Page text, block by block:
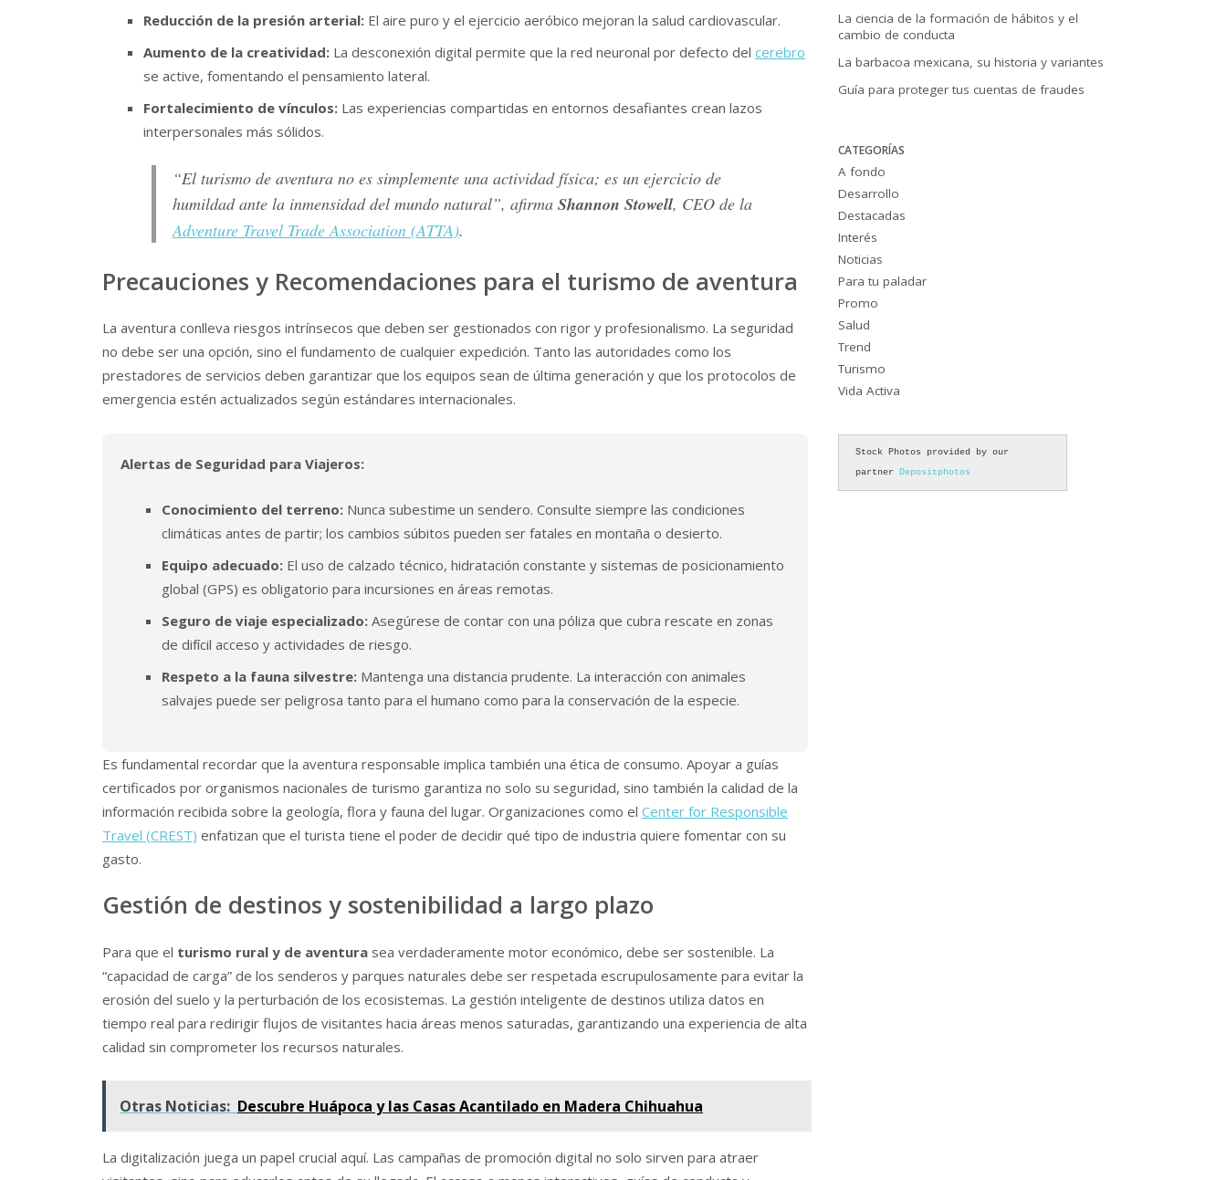
Reducción de la presión arterial: El aire puro y el ejercicio aeróbico mejoran la salud cardiovascular.
Aumento de la creatividad: La desconexión digital permite que la red neuronal por defecto del cerebro
se active, fomentando el pensamiento lateral.
Fortalecimiento de vínculos: Las experiencias compartidas en entornos desafiantes crean lazos
interpersonales más sólidos.
“El turismo de aventura no es simplemente una actividad física; es un ejercicio de
humildad ante la inmensidad del mundo natural”, afirma Shannon Stowell, CEO de la
Adventure Travel Trade Association (ATTA).
Precauciones y Recomendaciones para el turismo de aventura
La aventura conlleva riesgos intrínsecos que deben ser gestionados con rigor y profesionalismo. La seguridad
no debe ser una opción, sino el fundamento de cualquier expedición. Tanto las autoridades como los
prestadores de servicios deben garantizar que los equipos sean de última generación y que los protocolos de
emergencia estén actualizados según estándares internacionales.
Alertas de Seguridad para Viajeros:
Conocimiento del terreno: Nunca subestime un sendero. Consulte siempre las condiciones
climáticas antes de partir; los cambios súbitos pueden ser fatales en montaña o desierto.
Equipo adecuado: El uso de calzado técnico, hidratación constante y sistemas de posicionamiento
global (GPS) es obligatorio para incursiones en áreas remotas.
Seguro de viaje especializado: Asegúrese de contar con una póliza que cubra rescate en zonas
de difícil acceso y actividades de riesgo.
Respeto a la fauna silvestre: Mantenga una distancia prudente. La interacción con animales
salvajes puede ser peligrosa tanto para el humano como para la conservación de la especie.
Es fundamental recordar que la aventura responsable implica también una ética de consumo. Apoyar a guías
certificados por organismos nacionales de turismo garantiza no solo su seguridad, sino también la calidad de la
información recibida sobre la geología, flora y fauna del lugar. Organizaciones como el Center for Responsible
Travel (CREST) enfatizan que el turista tiene el poder de decidir qué tipo de industria quiere fomentar con su
gasto.
Gestión de destinos y sostenibilidad a largo plazo
Para que el turismo rural y de aventura sea verdaderamente motor económico, debe ser sostenible. La
“capacidad de carga” de los senderos y parques naturales debe ser respetada escrupulosamente para evitar la
erosión del suelo y la perturbación de los ecosistemas. La gestión inteligente de destinos utiliza datos en
tiempo real para redirigir flujos de visitantes hacia áreas menos saturadas, garantizando una experiencia de alta
calidad sin comprometer los recursos naturales.
Otras Noticias: Descubre Huápoca y las Casas Acantilado en Madera Chihuahua
La digitalización juega un papel crucial aquí. Las campañas de promoción digital no solo sirven para atraer
La ciencia de la formación de hábitos y el
cambio de conducta
La barbacoa mexicana, su historia y variantes
Guía para proteger tus cuentas de fraudes
CATEGORÍAS
A fondo
Desarrollo
Destacadas
Interés
Noticias
Para tu paladar
Promo
Salud
Trend
Turismo
Vida Activa
Stock Photos provided by our
partner Depositphotos